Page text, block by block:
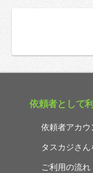
依頼者として
依頼者アカ
タスカジさん
ご利用の流れ